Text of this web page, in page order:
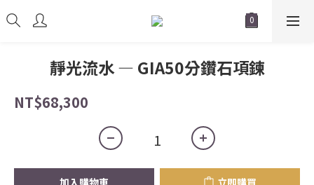
靜光流水 — GIA50分鑽石項鍊
NT$68,300
加入購物車 立即購買